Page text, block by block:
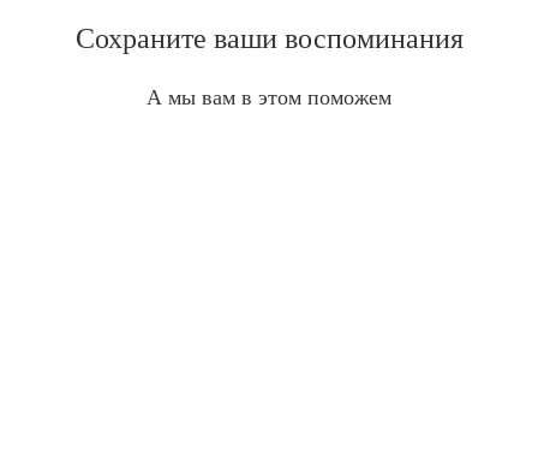
Сохраните ваши воспоминания
А мы вам в этом поможем